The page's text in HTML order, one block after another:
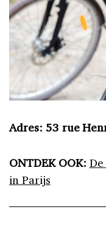
Adres: 53 rue
ONTDEK OOK:
in Parijs